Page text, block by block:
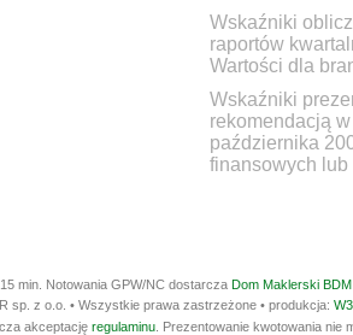
Wskaźniki
raportów
Wartości dla
Wskaźniki
rekomendacją
października
finansowych lub
min. Notowania GPW/NC dostarcza Dom Maklerski
sp. z o.o. • Wszystkie prawa zastrzeżone • produkcja:
akceptację regulaminu . Prezentowanie kwotowania